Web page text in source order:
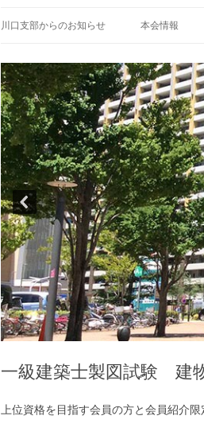
川口支部からのお知らせ 本会情報
一級建築士製図試験 建
上位資格を目指す会員の方と会員紹介